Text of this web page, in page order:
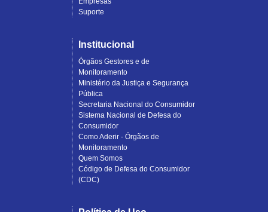
Suporte
Institucional
Órgãos Gestores e de
Monitoramento
Ministério da Justiça e Segurança
Pública
Secretaria Nacional do Consumidor
Sistema Nacional de Defesa do
Consumidor
Como Aderir - Órgãos de
Monitoramento
Quem Somos
Código de Defesa do Consumidor
(CDC)